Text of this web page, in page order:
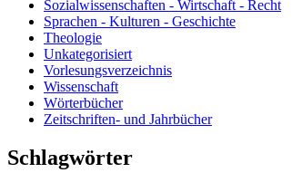
Sozialwissenschaften - Wirtschaft - Recht
Sprachen - Kulturen - Geschichte
Theologie
Unkategorisiert
Vorlesungsverzeichnis
Wissenschaft
Wörterbücher
Zeitschriften- und Jahrbücher
Schlagwörter